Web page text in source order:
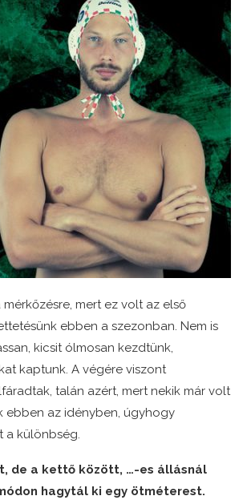
mert ez volt az első
ebben a szezonban. Nem is
kicsit ólmosan kezdtünk,
kaptunk. A végére viszont
talán azért, mert nekik már volt
ebben az idényben, úgyhogy
a különbség.
de a kettő között, …-es állásnál
hagytál ki egy ötméterest.